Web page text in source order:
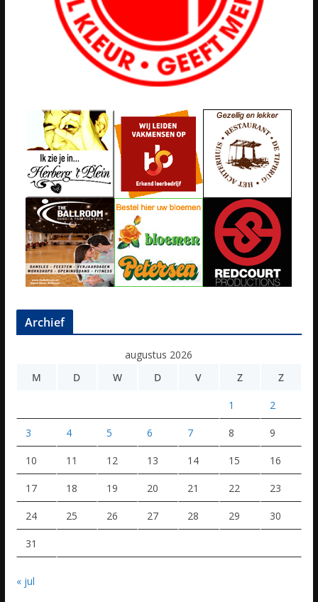
Archief
augustus 2026
M
D W D V Z Z
1 2
3 4 5 6 7 8 9
10 11 12 13 14 15 16
17 18 19 20 21 22 23
24 25 26 27 28 29 30
31
« jul